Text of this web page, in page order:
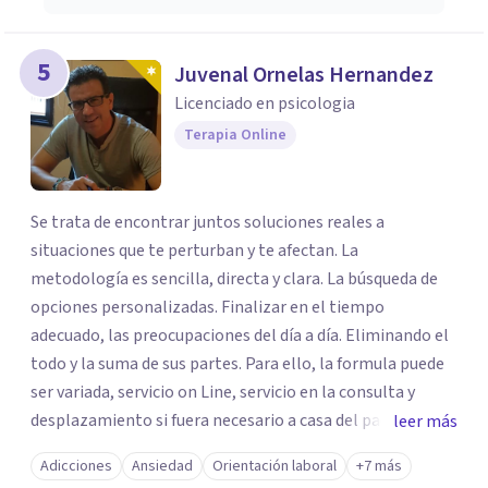
5 Juvenal Ornelas Hernandez
Licenciado en psicologia
Terapia Online
Se trata de encontrar juntos soluciones reales a
situaciones que te perturban y te afectan. La
metodología es sencilla, directa y clara. La búsqueda de
opciones personalizadas. Finalizar en el tiempo
adecuado, las preocupaciones del día a día. Eliminando el
todo y la suma de sus partes. Para ello, la formula puede
ser variada, servicio on Line, servicio en la consulta y
desplazamiento si fuera necesario a casa del paciente.
Todos los caminos para una sola solucionar, erradicar en
el menor tiempo posible el estado de sufrimiento que
leer más
Adicciones Ansiedad Orientación laboral +7 más